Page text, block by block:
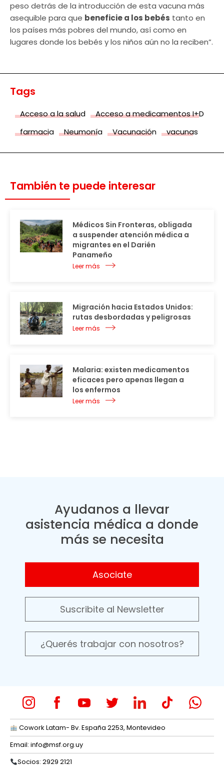
peso detrás de la introducción de esta vacuna más
asequible para que beneficie a los bebés tanto en
los países más pobres del mundo, así como en
lugares donde los bebés y los niños aún no la reciben”.
Tags
Acceso a la salud
Acceso a medicamentos I+D
farmacia
Neumonía Vacunación vacunas
También te puede interesar
Médicos Sin Fronteras, obligada
a suspender atención médica a
migrantes en el Darién
Panameño
Leer más
Migración hacia Estados Unidos:
rutas desbordadas y peligrosas
Leer más
Malaria: existen medicamentos
eficaces pero apenas llegan a
los enfermos
Leer más
Ayudanos a llevar
asistencia médica a donde
más se necesita
Asociate
Suscribite al Newsletter
¿Querés trabajar con nosotros?
Cowork Latam- Bv. España 2253, Montevideo
Email: info@msf.org.uy
Socios: 2929 2121